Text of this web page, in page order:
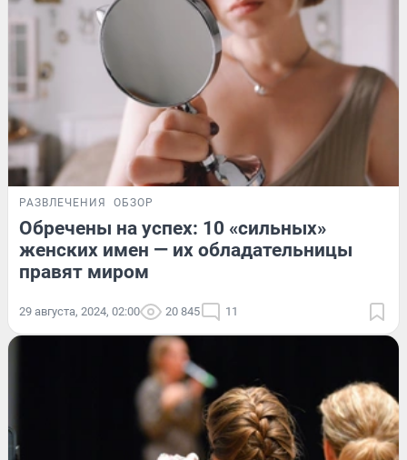
РАЗВЛЕЧЕНИЯ ОБЗОР
Обречены на успех: 10 «сильных»
женских имен — их обладательницы
правят миром
29 августа, 2024, 02:00 20 845 11